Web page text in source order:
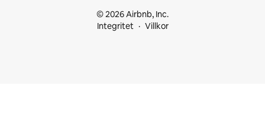
© 2026 Airbnb, Inc.
Integritet
Villkor